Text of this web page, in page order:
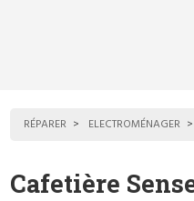
RÉPARER ELECTROMÉNAGER
Cafetière